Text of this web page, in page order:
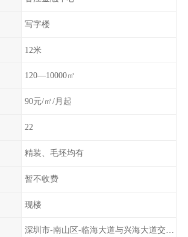
写字楼
12米
120—10000㎡
90元/㎡/月起
22
精装、毛坯均有
暂不收费
现楼
深圳市-南山区-临海大道与兴海大道交汇处